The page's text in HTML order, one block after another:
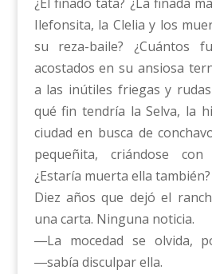
Ilefonsita, la Clelia y los
su reza-baile? ¿Cuántos
acostados en su ansiosa
a las inútiles friegas y rudas
qué fin tendría la Selva, la
ciudad en busca de
pequeñita, criándose
¿Estaría muerta ella también?
Diez años que dejó el
una carta. Ninguna noticia.
―La mocedad se olvida,
―sabía disculpar ella.